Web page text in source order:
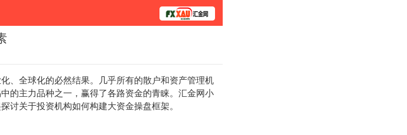
点
全球化的必然结果。几乎所有的散户和资产管理机
的主力品种之一，赢得了各路资金的青睐。汇金网小
讨关于投资机构如何构建大资金操盘框架。